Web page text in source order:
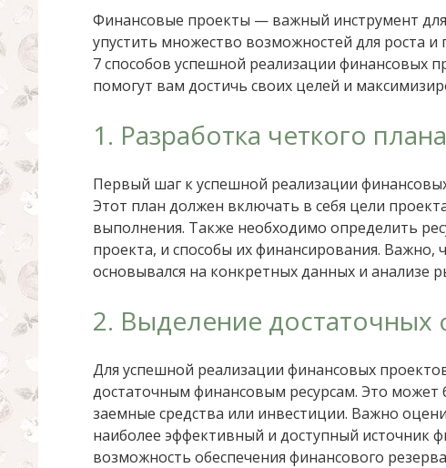
Финансовые проекты — важный инструмент
упустить множество возможностей для роста
7 способов успешной реализации финансовых
помогут вам достичь своих целей и
1. Разработка четкого плана
Первый шаг к успешной реализации
Этот план должен включать в себя цели
выполнения. Также необходимо определить
проекта, и способы их финансирования.
основывался на конкретных данных и анализе
2. Выделение достаточных
Для успешной реализации финансовых
достаточным финансовым ресурсам. Это
заемные средства или инвестиции. Важно
наиболее эффективный и доступный источник
возможность обеспечения финансового